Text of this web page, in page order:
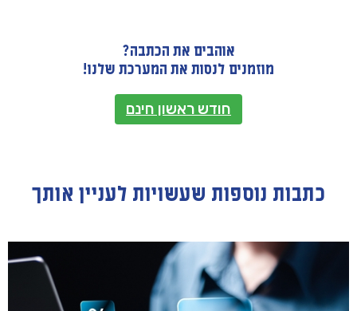
אוהבים את הכתבה?
מוזמנים לנסות את המערכת שלנו!
חודש ראשון חינם
כתבות נוספות שעשויות לעניין אותך